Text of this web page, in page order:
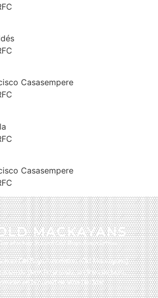
Casasempere
Casasempere
Old Boys Association (Old Mackayans)
de derecho privado, sin fines de lucro,
en la ciudad de Viña Del Mar